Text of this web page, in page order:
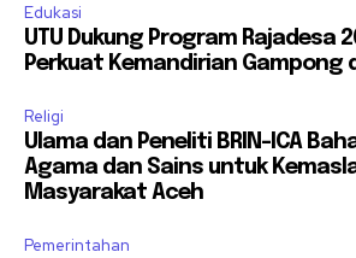
Edukasi
UTU Dukung Program Rajadesa
Perkuat Kemandirian Gampong
Religi
Ulama dan Peneliti BRIN-ICA
Agama dan Sains untuk
Masyarakat Aceh
Pemerintahan